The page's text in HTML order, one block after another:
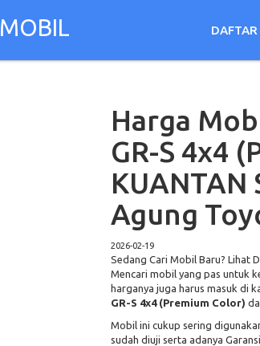
MOBIL
Harga
GR-S 4x4
KUANTAN
Agung
2026-02-19
Sedang Cari Mobil Baru? Lihat
Mencari mobil yang pas untuk
harganya juga harus masuk di
GR-S 4x4 (Premium Color)
Mobil ini cukup sering
sudah diuji serta adanya